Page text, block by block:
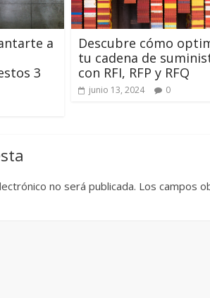
a
3
Descubre cómo
tu cadena de
con RFI, RFP y RFQ
junio 13, 2024 0
no será publicada. Los campos